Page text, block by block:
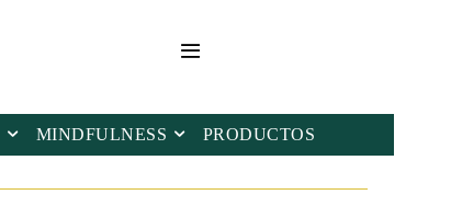
MINDFULNESS PRODUCTOS